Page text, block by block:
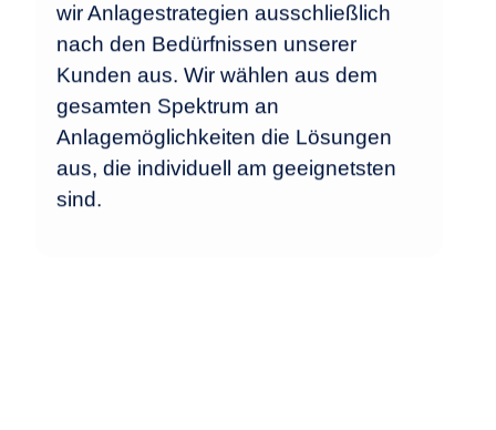
wir Anlagestrategien ausschließlich
nach den Bedürfnissen unserer
Kunden aus. Wir wählen aus dem
gesamten Spektrum an
Anlagemöglichkeiten die Lösungen
aus, die individuell am geeignetsten
sind.